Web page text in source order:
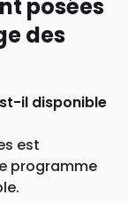
posées
des
il disponible
est
programme